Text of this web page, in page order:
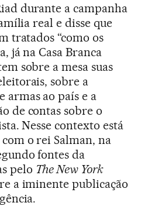
durante a campanha
real e disse que
tratados “como os
já na Casa Branca
sobre a mesa suas
sobre a
armas ao país e a
de contas sobre o
Nesse contexto está
o rei Salman, na
fontes da
pelo The New York
a iminente publicação